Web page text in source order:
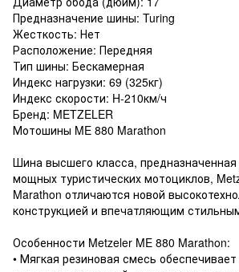
Предназначение шины: Turing
Жесткость: Нет
Расположение: Передняя
Тип шины: Бескамерная
Индекс нагрузки: 69 (325кг)
Индекс скорости: H-210км/ч
Бренд: METZELER
Мотошины ME 880 Marathon
Шина высшего класса, предназначенная
мощных туристических мотоциклов,
Marathon отличаются новой
конструкцией и впечатляющим
Особенности Metzeler ME 880 Marathon:
• Мягкая резиновая смесь